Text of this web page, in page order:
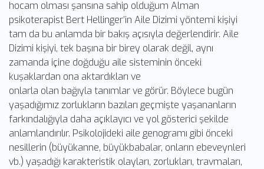
hocam olması şansına sahip olduğum Alman
psikoterapist Bert Hellinger’in Aile Dizimi yöntemi kişiyi
tam da bu anlamda bir bakış açısıyla değerlendirir. Aile
Dizimi kişiyi, tek başına bir birey olarak değil, aynı
zamanda içine doğduğu aile sisteminin önceki
kuşaklardan ona aktardıkları ve
onlarla olan bağıyla tanımlar ve görür. Böylece bugün
yaşadığımız zorlukların bazıları geçmişte yaşananların
farkındalığıyla daha açıklayıcı ve yol gösterici şekilde
anlamlandırılır. Psikolojideki aile genogramı gibi önceki
nesillerin (büyükanne, büyükbabalar, onların ebeveynleri
vb.) yaşadığı karakteristik olayları, zorlukları, travmaları,